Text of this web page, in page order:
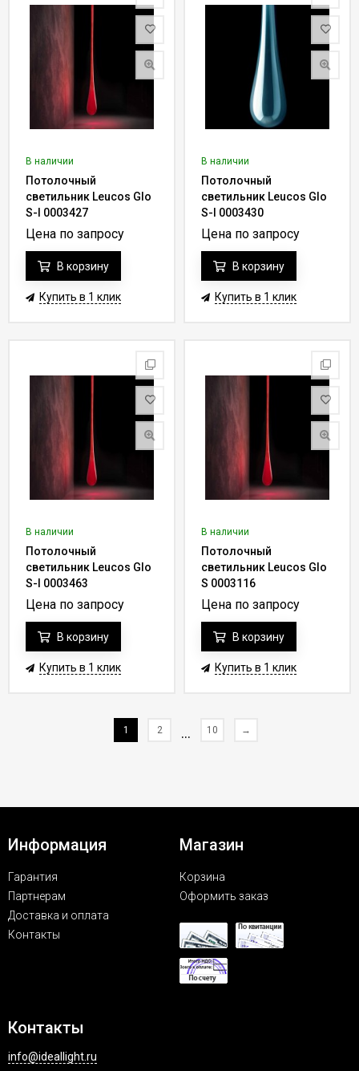
В наличии
Потолочный
светильник Leucos Glo
S-I 0003427
Цена по запросу
В корзину
Купить в 1 клик
В наличии
Потолочный
светильник Leucos Glo
S-I 0003430
Цена по запросу
В корзину
Купить в 1 клик
В наличии
Потолочный
светильник Leucos Glo
S-I 0003463
Цена по запросу
В корзину
Купить в 1 клик
В наличии
Потолочный
светильник Leucos Glo
S 0003116
Цена по запросу
В корзину
Купить в 1 клик
1 2 ... 10 →
Информация
Гарантия
Партнерам
Доставка и оплата
Контакты
Магазин
Корзина
Оформить заказ
Контакты
info@ideallight.ru